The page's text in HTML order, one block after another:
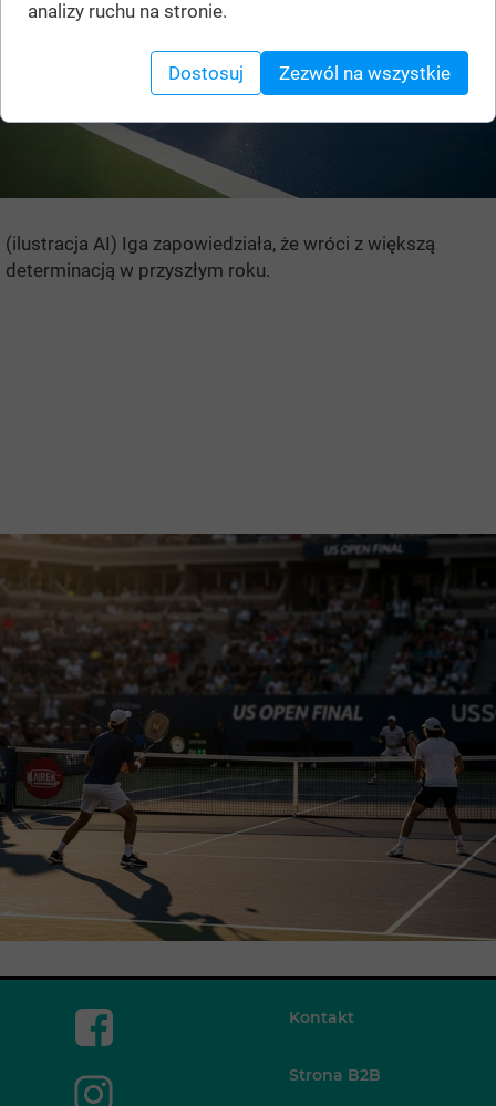
(ilustracja AI) Iga zapowiedziała, że wróci z większą
determinacją w przyszłym roku.
Kontakt
Strona B2B
analizy ruchu na stronie.
Dostosuj Zezwól na wszystkie